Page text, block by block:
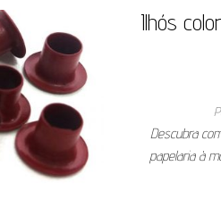
Ilhós
Descubra
papelaria à